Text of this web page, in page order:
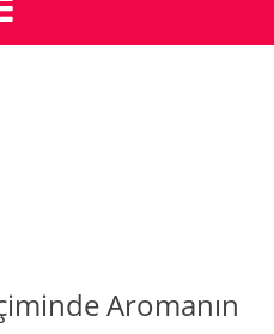
Aromanın